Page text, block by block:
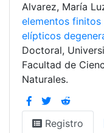
Alvarez, María
elementos
elípticos
Doctoral,
Facultad de
Naturales.
Registro